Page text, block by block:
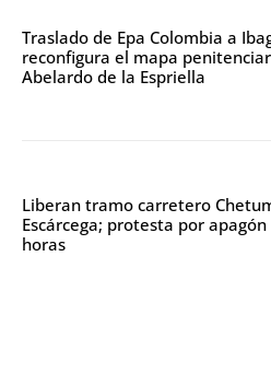
Traslado de Epa Colombia a
reconfigura el mapa
Abelardo de la Espriella
Liberan tramo carretero
Escárcega; protesta por
horas